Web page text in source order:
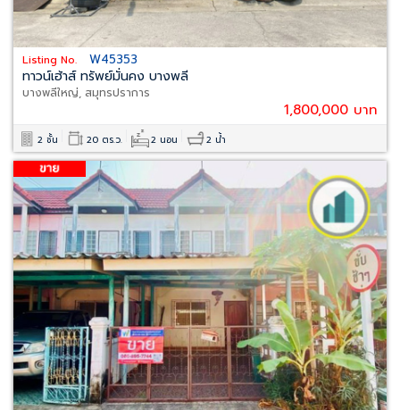
Listing No. W45353
ทาวน์เฮ้าส์ ทรัพย์มั่นคง บางพลี
บางพลีใหญ่, สมุทรปราการ
1,800,000 บาท
2 ชั้น 20 ตร.ว. 2 นอน 2 น้ำ